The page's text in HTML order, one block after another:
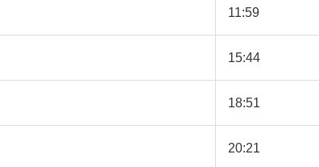
11:59
15:44
18:51
20:21